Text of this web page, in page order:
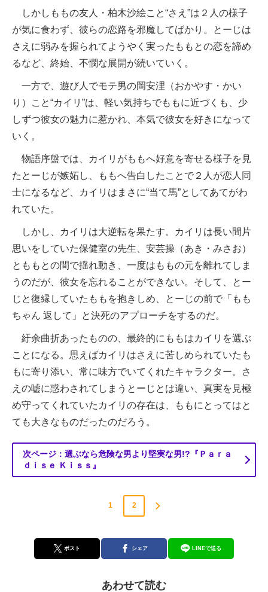
しかしももの友人・柏木沙絵こと“さえ”は２人の様子
が気に食わず、彼らの恋路を邪魔してばかり。とーじは
さえに弱みを握られてようやく実ったももとの恋を諦め
るなど、終始、不憫な展開が続いていく。
一方で、遊び人でモテ男の岡安浬（おかやす・かい
り）こと“カイリ”は、軽い気持ちでももに近づくも、少
しずつ彼女の魅力に惹かれ、本気で彼女を好きになって
いく。
物語序盤では、カイリがももへ好意を寄せる様子を見
たとーじが嫉妬し、ももへ告白したことで２人が恋人同
士になるなど、カイリはまさに“当て馬”としてあてがわ
れていた。
しかし、カイリは大逆転を果たす。カイリは長い間片
思いをしていた保健室の先生、安芸操（あき・みさお）
とももとの間で揺れ動き、一度はももの元を離れてしま
うのだが、彼女を忘れることができない。そして、とー
じと復縁していたももを抱きしめ、とーじの前で「もも
ちゃん 返して」と決死のアプローチをするのだ。
紆余曲折あったものの、最終的にももはカイリを選ぶ
ことになる。思えばカイリはさえに苦しめられていたも
もに寄り添い、常に味方でいてくれたキャラクター。さ
えの嘘に惑わされてしまうとーじとは違い、真実を見極
め守ってくれていたカイリの存在は、ももにとってはと
ても大きなものだったのだろう。
次ページ：選ぶなら危険な男より堅実な男!?『Ｐａｒａ
ｄｉｓｅ Ｋｉｓｓ』
1 2
ポスト シェア LINEで送る
あわせて読む